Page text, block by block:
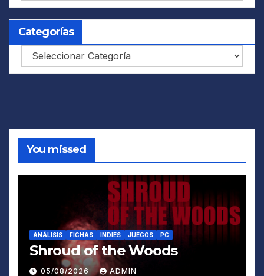
Categorías
Categorías
You missed
ANÁLISIS FICHAS INDIES JUEGOS PC
Shroud of the Woods
05/08/2026 ADMIN